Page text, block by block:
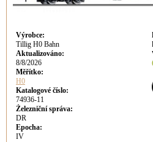
Výrobce:
Tillig H0 Bahn
Aktualizováno:
8/8/2026
Měřítko:
H0
Katalogové číslo:
74936-11
Železniční správa:
DR
Epocha:
IV